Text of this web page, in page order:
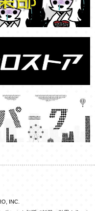
INC.